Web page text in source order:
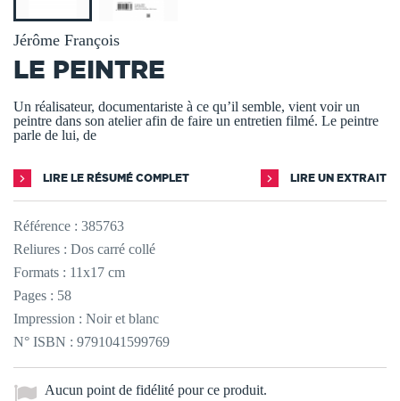
Jérôme François
LE PEINTRE
Un réalisateur, documentariste à ce qu’il semble, vient voir un
peintre dans son atelier afin de faire un entretien filmé. Le peintre
parle de lui, de
LIRE LE RÉSUMÉ COMPLET LIRE UN EXTRAIT
Référence : 385763
Reliures : Dos carré collé
Formats : 11x17 cm
Pages : 58
Impression : Noir et blanc
N° ISBN : 9791041599769
Aucun point de fidélité pour ce produit.